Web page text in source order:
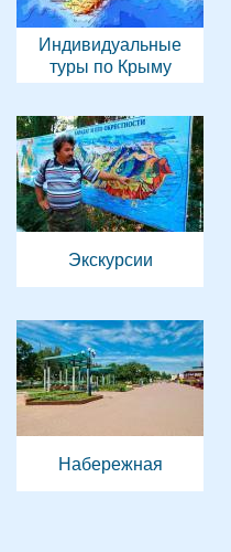
Индивидуальные
туры по Крыму
Экскурсии
Набережная